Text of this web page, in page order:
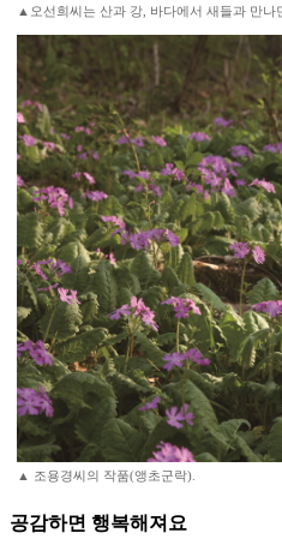
▲오선희씨는 산과 강, 바다에서 새들과 만
▲ 조용경씨의 작품(앵초군락).
공감하면 행복해져요